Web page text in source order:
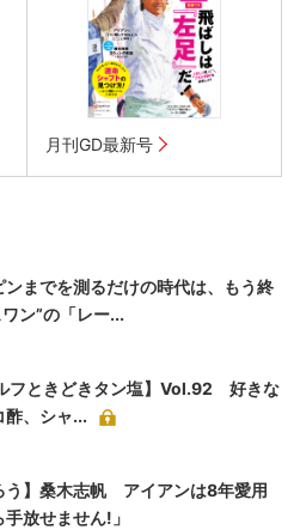
月刊GD最新号
ンまでを測るだけの時代は、もう終
ン”の「レー...
フときどきタン塩】Vol.92 好きな
酢、シャ...
う】桑木志帆 アイアンは8年愛用
手放せません!」